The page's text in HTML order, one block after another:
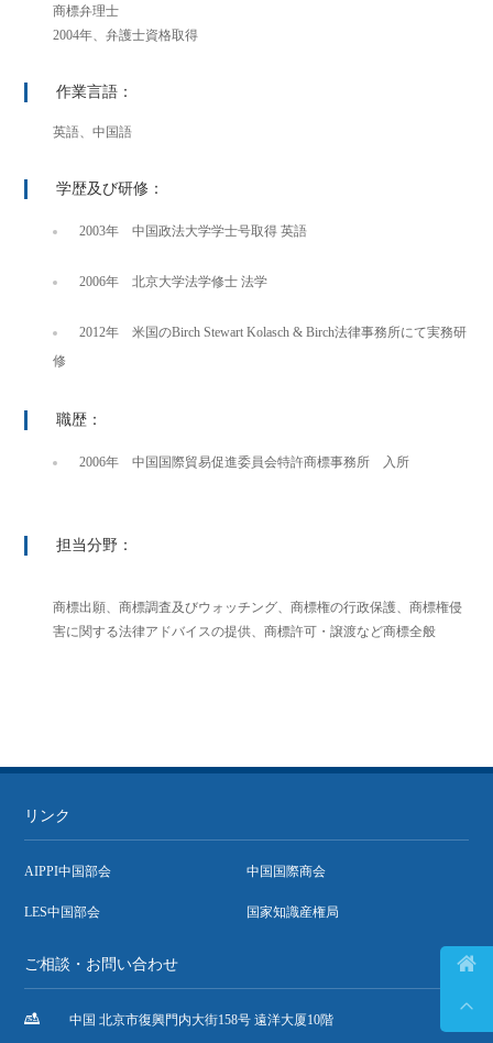
商標弁理士
2004年、弁護士資格取得
作業言語：
英語、中国語
学歴及び研修：
2003年 中国政法大学学士号取得 英語
2006年 北京大学法学修士 法学
2012年 米国のBirch Stewart Kolasch & Birch法律事務所にて実務研
修
職歴：
2006年 中国国際貿易促進委員会特許商標事務所 入所
担当分野：
商標出願、商標調査及びウォッチング、商標権の行政保護、商標権侵
害に関する法律アドバイスの提供、商標許可・譲渡など商標全般
リンク
AIPPI中国部会 中国国際商会
LES中国部会 国家知識産権局
ご相談・お問い合わせ
 中国 北京市復興門内大街158号 遠洋大厦10階

